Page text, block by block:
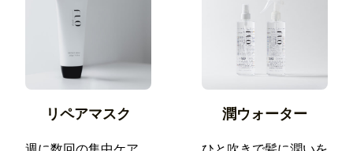
リペアマスク 潤ウォーター